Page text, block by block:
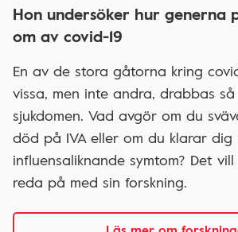
Hon undersöker hur generna
om av covid-19
En av de stora gåtorna kring
vissa, men inte andra, drabbas
sjukdomen. Vad avgör om du
död på IVA eller om du klarar dig
influensaliknande symtom? Det
reda på med sin forskning.